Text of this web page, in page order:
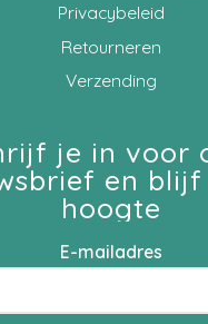
Privacybeleid
Retourneren
Verzending
je in voor
en blijf
hoogte
E-mailadres